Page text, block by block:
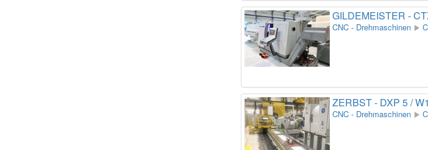
GILDEMEISTER -
CNC - Drehmaschinen
ZERBST - DXP 5 /
CNC - Drehmaschinen